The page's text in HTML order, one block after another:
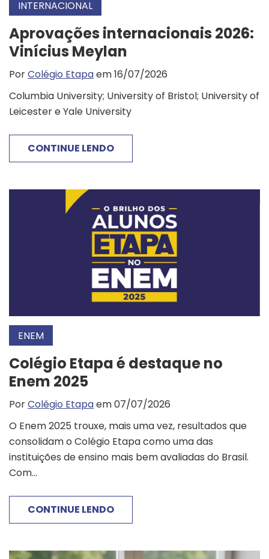
INTERNACIONAL
Aprovações internacionais 2026:
Vinícius Meylan
PorColégio Etapaem 16/07/2026
Columbia University; University of Bristol; University of
Leicester e Yale University
CONTINUE LENDO
ENEM
Colégio Etapa é destaque no
Enem 2025
PorColégio Etapaem 07/07/2026
O Enem 2025 trouxe, mais uma vez, resultados que
consolidam o Colégio Etapa como uma das
instituições de ensino mais bem avaliadas do Brasil.
Com...
CONTINUE LENDO